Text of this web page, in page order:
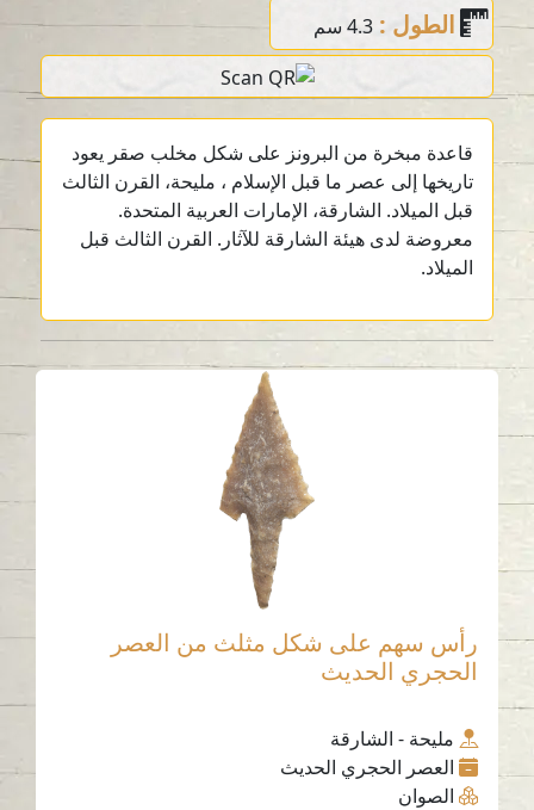
الطول : 4.3 سم
قاعدة مبخرة من البرونز على شكل مخلب صقر يعود
تاريخها إلى عصر ما قبل الإسلام ، مليحة، القرن الثالث
قبل الميلاد. الشارقة، الإمارات العربية المتحدة.
معروضة لدى هيئة الشارقة للآثار. القرن الثالث قبل
الميلاد.
رأس سهم على شكل مثلث من العصر
الحجري الحديث
مليحة - الشارقة
العصر الحجري الحديث
الصوان